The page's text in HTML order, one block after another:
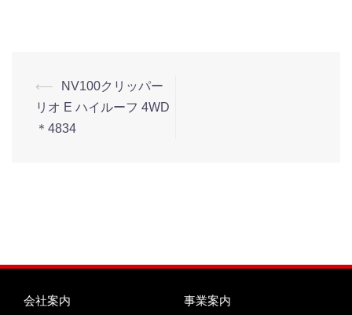
⟵
NV100クリッパー
リオ E ハイルーフ 4WD
＊4834
会社案内 事業案内